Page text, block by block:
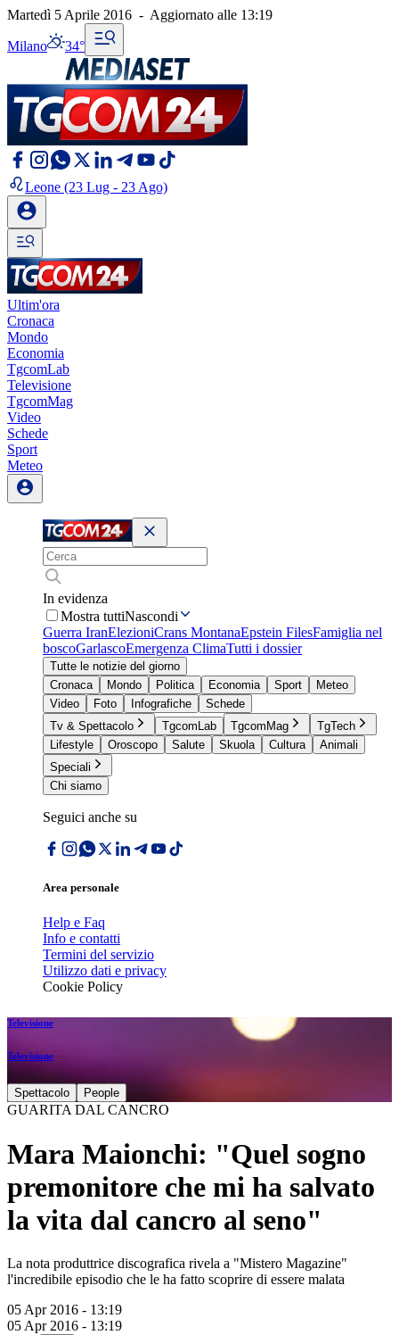
Martedì 5 Aprile 2016 - Aggiornato alle 13:19
Milano 34°
Leone (23 Lug - 23 Ago)
Ultim'ora
Cronaca
Mondo
Economia
TgcomLab
Televisione
TgcomMag
Video
Schede
Sport
Meteo
In evidenza
Mostra tuttiNascondi
Guerra IranElezioniCrans MontanaEpstein FilesFamiglia nel
boscoGarlascoEmergenza ClimaTutti i dossier
Tutte le notizie del giorno
Cronaca
Mondo Politica Economia Sport
Meteo
Video
Foto Infografiche
Schede
Tv & Spettacolo
TgcomLab TgcomMag
TgTech
Lifestyle
Oroscopo Salute Skuola Cultura
Animali
Speciali
Chi siamo
Seguici anche su
Area personale
Help e Faq
Info e contatti
Termini del servizio
Utilizzo dati e privacy
Cookie Policy
Televisione
Televisione
Spettacolo People
GUARITA DAL CANCRO
Mara Maionchi: "Quel sogno
premonitore che mi ha salvato
la vita dal cancro al seno"
La nota produttrice discografica rivela a "Mistero Magazine"
l'incredibile episodio che le ha fatto scoprire di essere malata
05 Apr 2016 - 13:19
05 Apr 2016 - 13:19